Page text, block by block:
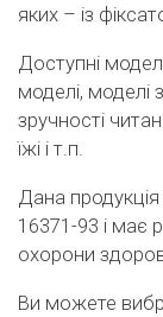
яких – із
Доступні
моделі,
зручності
їжі і т.п.
Дана
16371-93 і має
охорони
Ви можете